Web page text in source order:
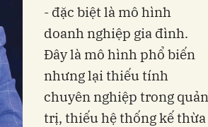
- đặc biệt là mô hình
doanh nghiệp gia đình.
Đây là mô hình phổ biến
nhưng lại thiếu tính
chuyên nghiệp trong quản
trị, thiếu hệ thống kế thừa